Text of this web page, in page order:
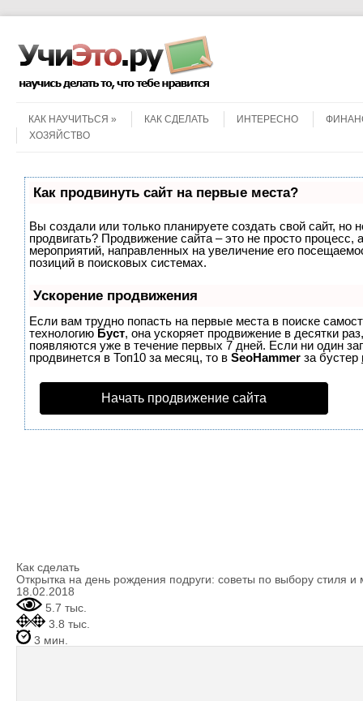
КАК НАУЧИТЬСЯ
КАК СДЕЛАТЬ ИНТЕРЕСНО
ХОЗЯЙСТВО
Как продвинуть сайт на первые места?
Вы создали или только планируете создать свой сайт, но
продвигать? Продвижение сайта – это не просто процесс,
мероприятий, направленных на увеличение его
позиций в поисковых системах.
Ускорение продвижения
Если вам трудно попасть на первые места в поиске
технологию Буст, она ускоряет продвижение в десятки
появляются уже в течение первых 7 дней. Если ни один
продвинется в Топ10 за месяц, то в SeoHammer за бустер
Начать продвижение сайта
Как сделать
Открытка на день рождения подруги: советы по выбору стиля и
18.02.2018
5.7 тыс.
3.8 тыс.
3 мин.